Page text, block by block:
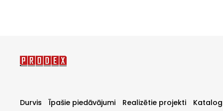
Durvis Īpašie piedāvājumi Realizētie projekti